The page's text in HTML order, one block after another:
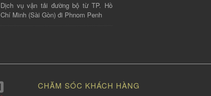
Dịch vụ vận tải đường bộ từ TP. Hồ
Chí Minh (Sài Gòn) đi Phnom Penh
CHĂM SÓC KHÁCH HÀNG